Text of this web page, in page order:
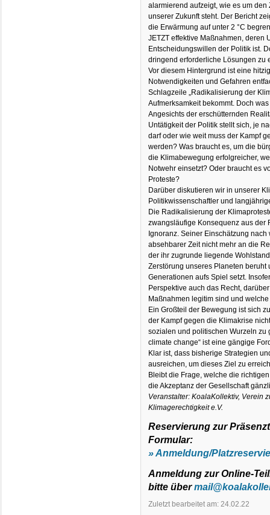
alarmierend aufzeigt, wie es um
unserer Zukunft steht. Der Bericht
die Erwärmung auf unter 2 °C
JETZT effektive Maßnahmen, deren
Entscheidungswillen der Politik ist.
dringend erforderliche Lösungen zu
Vor diesem Hintergrund ist eine
Notwendigkeiten und Gefahren
Schlagzeile „Radikalisierung der
Aufmerksamkeit bekommt. Doch
Angesichts der erschütternden
Untätigkeit der Politik stellt sich, je
darf oder wie weit muss der Kampf
werden? Was braucht es, um die
die Klimabewegung erfolgreicher,
Notwehr einsetzt? Oder braucht es
Proteste?
Darüber diskutieren wir in unserer
Politikwissenschaftler und
Die Radikalisierung der
zwangsläufige Konsequenz aus
Ignoranz. Seiner Einschätzung
absehbarer Zeit nicht mehr an die
der ihr zugrunde liegende
Zerstörung unseres Planeten beruht
Generationen aufs Spiel setzt.
Perspektive auch das Recht,
Maßnahmen legitim sind und
Ein Großteil der Bewegung ist sich
der Kampf gegen die Klimakrise
sozialen und politischen Wurzeln zu
climate change“ ist eine gängige
Klar ist, dass bisherige Strategien
ausreichen, um dieses Ziel zu
Bleibt die Frage, welche die
die Akzeptanz der Gesellschaft
Veranstalter: KoalaKollektiv, Verein
Klimagerechtigkeit e.V.
Reservierung zur
Formular:
» Anmeldung/
Anmeldung zur Online-
bitte über
Zuletzt bearbeitet am: 24.02.22